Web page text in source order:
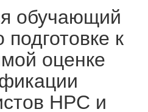
обучающий
к
оценке
НРС и